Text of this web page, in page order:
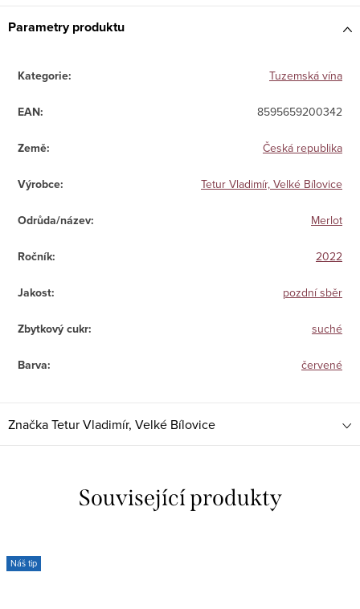
Parametry produktu
Kategorie: Tuzemská vína
EAN: 8595659200342
Země: Česká republika
Výrobce: Tetur Vladimír, Velké Bílovice
Odrůda/název: Merlot
Ročník: 2022
Jakost: pozdní sběr
Zbytkový cukr: suché
Barva: červené
ZnačkaTetur Vladimír, Velké Bílovice
Související produkty
Náš tip